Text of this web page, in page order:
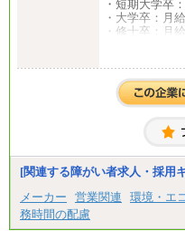
・短期大学卒
・大学卒：月
・修士卒：月
・博士卒：月
【総合職】
・大学卒：月
・修士卒：月
※2025年度実
※試用期間3か
中途：
全職種共通
最低月給
[関連する障がい者求人・採用
メーカー
営業関連 環境・エ
務時間の配慮